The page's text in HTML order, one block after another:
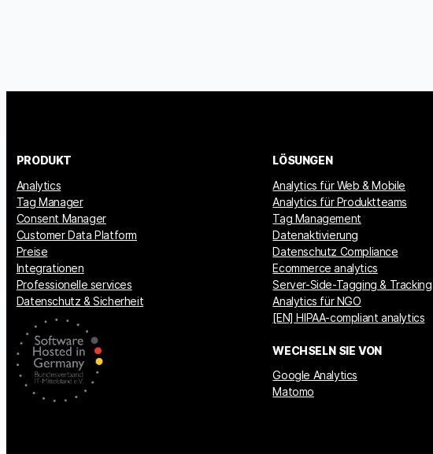
PRODUKT
Analytics
Tag Manager
Consent Manager
Customer Data Platform
Preise
Integrationen
Professionelle services
Datenschutz & Sicherheit
LÖSUNGEN
Analytics für Web & Mobile
Analytics für Produktteams
Tag Management
Datenaktivierung
Datenschutz Compliance
Ecommerce analytics
Server-Side-Tagging & Tracking
Analytics für NGO
[EN] HIPAA-compliant analytics
WECHSELN SIE VON
Google Analytics
Matomo